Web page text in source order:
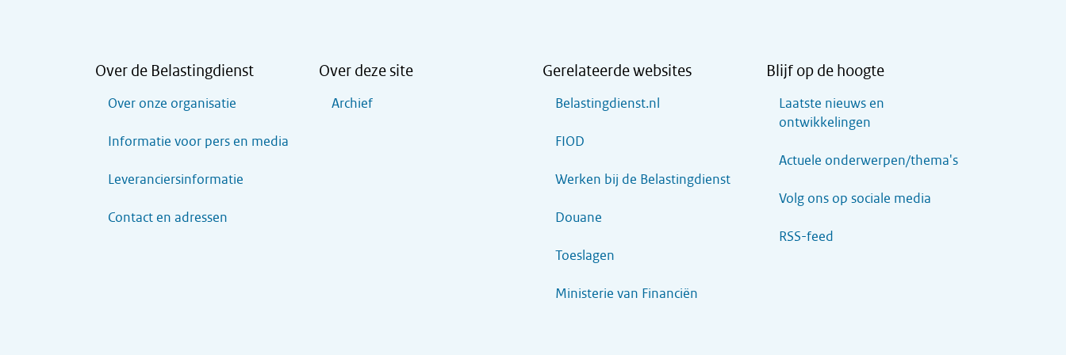
Over de Belastingdienst
Over onze organisatie
Informatie voor pers en media
Leveranciersinformatie
Contact en adressen
Over deze site
Archief
Gerelateerde websites
Belastingdienst.nl
FIOD
Werken bij de Belastingdienst
Douane
Toeslagen
Ministerie van Financiën
Blijf op de hoogte
Laatste nieuws en
ontwikkelingen
Actuele onderwerpen/thema's
Volg ons op sociale media
RSS-feed